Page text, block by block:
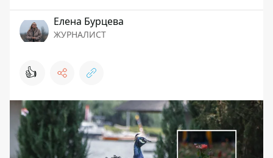
Елена Бурцева
ЖУРНАЛИСТ
👍